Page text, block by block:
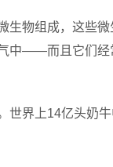
物组成，这些
中——而且它们经
世界上14亿头奶